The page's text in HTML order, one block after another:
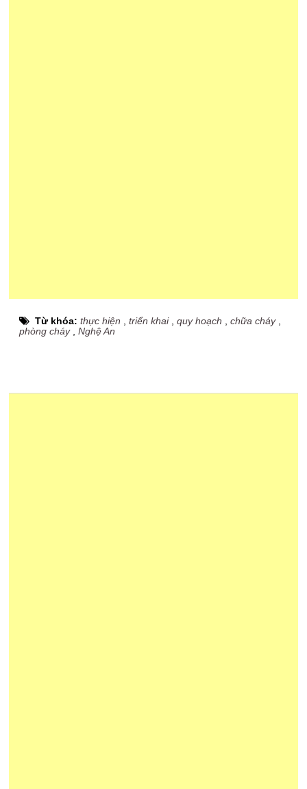
Từ khóa:thực hiện ,triển khai,quy hoạch ,chữa cháy,
phòng cháy,Nghệ An